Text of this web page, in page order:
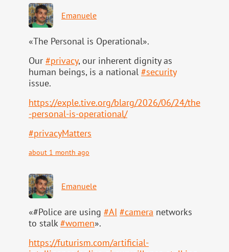
Emanuele
«The Personal is Operational».
Our #privacy, our inherent dignity as
human beings, is a national #security
issue.
https://exple.tive.org/blarg/2026/06/24/the
-personal-is-operational/
#privacyMatters
about 1 month ago
Emanuele
«#Police are using #AI #camera networks
to stalk#women».
https://futurism.com/artificial-